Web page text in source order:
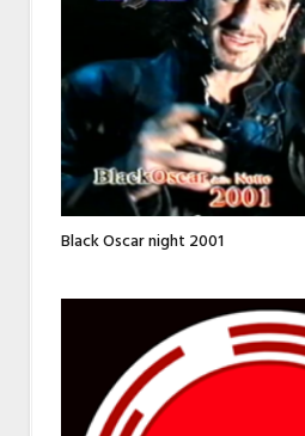
Black Oscar night 2001